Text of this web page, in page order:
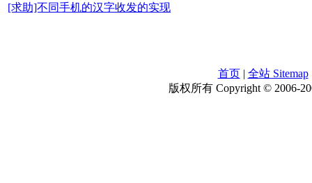
[求助]不同手机的汉字收发的实现
首页| 全站 Sitemap
版权所有 Copyright © 2006-